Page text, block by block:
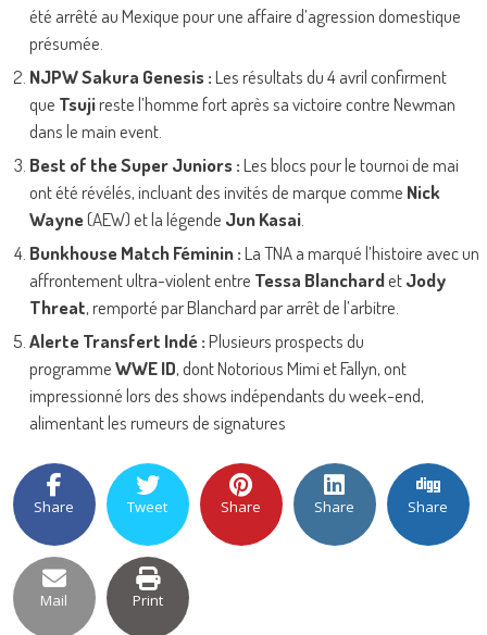
été arrêté au Mexique pour une affaire d’agression domestique
présumée.
NJPW Sakura Genesis :Les résultats du 4 avril confirment
que Tsujireste l’homme fort après sa victoire contre Newman
dans le main event.
Best of the Super Juniors :Les blocs pour le tournoi de mai
ont été révélés, incluant des invités de marque comme Nick
Wayne(AEW) et la légende Jun Kasai.
Bunkhouse Match Féminin :La TNA a marqué l’histoire avec un
affrontement ultra-violent entre Tessa BlanchardetJody
Threat, remporté par Blanchard par arrêt de l’arbitre.
Alerte Transfert Indé :Plusieurs prospects du
programmeWWE ID, dont Notorious Mimi et Fallyn, ont
impressionné lors des shows indépendants du week-end,
alimentant les rumeurs de signatures
Share Tweet Share Share Share
Mail Print